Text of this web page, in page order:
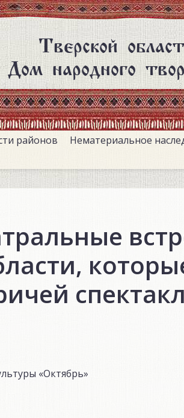
Тверской
Дом народного
районов Нематериальное
«Октябрь»